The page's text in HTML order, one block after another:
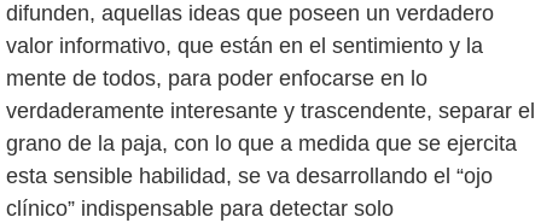
difunden, aquellas ideas que poseen un verdadero
valor informativo, que están en el sentimiento y la
mente de todos, para poder enfocarse en lo
verdaderamente interesante y trascendente, separar el
grano de la paja, con lo que a medida que se ejercita
esta sensible habilidad, se va desarrollando el “ojo
clínico” indispensable para detectar solo